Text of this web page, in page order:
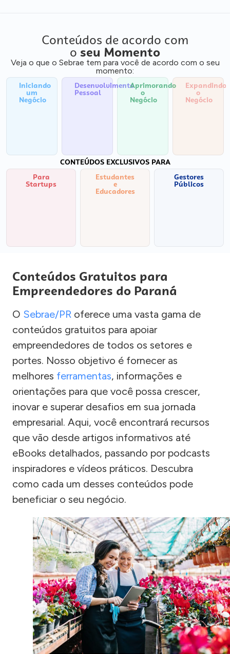
Conteúdos de acordo com
o seu Momento
Veja o que o Sebrae tem para você de acordo com o seu
momento:
Iniciando
um
Negócio
Desenvolvimento
Pessoal
Aprimorando
o
Negócio
Expandindo
o
Negócio
CONTEÚDOS EXCLUSIVOS PARA
Para
Startups
Estudantes
e
Educadores
Gestores
Públicos
Conteúdos Gratuitos para
Empreendedores do Paraná
O Sebrae/PR oferece uma vasta gama de
conteúdos gratuitos para apoiar
empreendedores de todos os setores e
portes. Nosso objetivo é fornecer as
melhores ferramentas, informações e
orientações para que você possa crescer,
inovar e superar desafios em sua jornada
empresarial. Aqui, você encontrará recursos
que vão desde artigos informativos até
eBooks detalhados, passando por podcasts
inspiradores e vídeos práticos. Descubra
como cada um desses conteúdos pode
beneficiar o seu negócio.